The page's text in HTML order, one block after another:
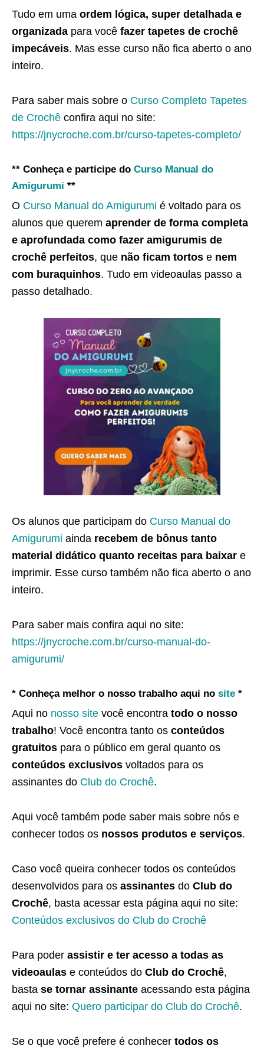
Tudo em uma ordem lógica, super detalhada e
organizada para você fazer tapetes de crochê
impecáveis. Mas esse curso não fica aberto o ano
inteiro.
Para saber mais sobre o Curso Completo Tapetes
de Crochê confira aqui no site:
https://jnycroche.com.br/curso-tapetes-completo/
** Conheça e participe do Curso Manual do
Amigurumi **
O Curso Manual do Amigurumi é voltado para os
alunos que querem aprender de forma completa
e aprofundada como fazer amigurumis de
crochê perfeitos, que não ficam tortos e nem
com buraquinhos. Tudo em videoaulas passo a
passo detalhado.
Os alunos que participam do Curso Manual do
Amigurumi ainda recebem de bônus tanto
material didático quanto receitas para baixar e
imprimir. Esse curso também não fica aberto o ano
inteiro.
Para saber mais confira aqui no site:
https://jnycroche.com.br/curso-manual-do-
amigurumi/
* Conheça melhor o nosso trabalho aqui no site *
Aqui no nosso site você encontra todo o nosso
trabalho! Você encontra tanto os conteúdos
gratuitos para o público em geral quanto os
conteúdos exclusivos voltados para os
assinantes do Club do Crochê.
Aqui você também pode saber mais sobre nós e
conhecer todos os nossos produtos e serviços.
Caso você queira conhecer todos os conteúdos
desenvolvidos para os assinantes do Club do
Crochê, basta acessar esta página aqui no site:
Conteúdos exclusivos do Club do Crochê
Para poder assistir e ter acesso a todas as
videoaulas e conteúdos do Club do Crochê,
basta se tornar assinante acessando esta página
aqui no site: Quero participar do Club do Crochê.
Se o que você prefere é conhecer todos os